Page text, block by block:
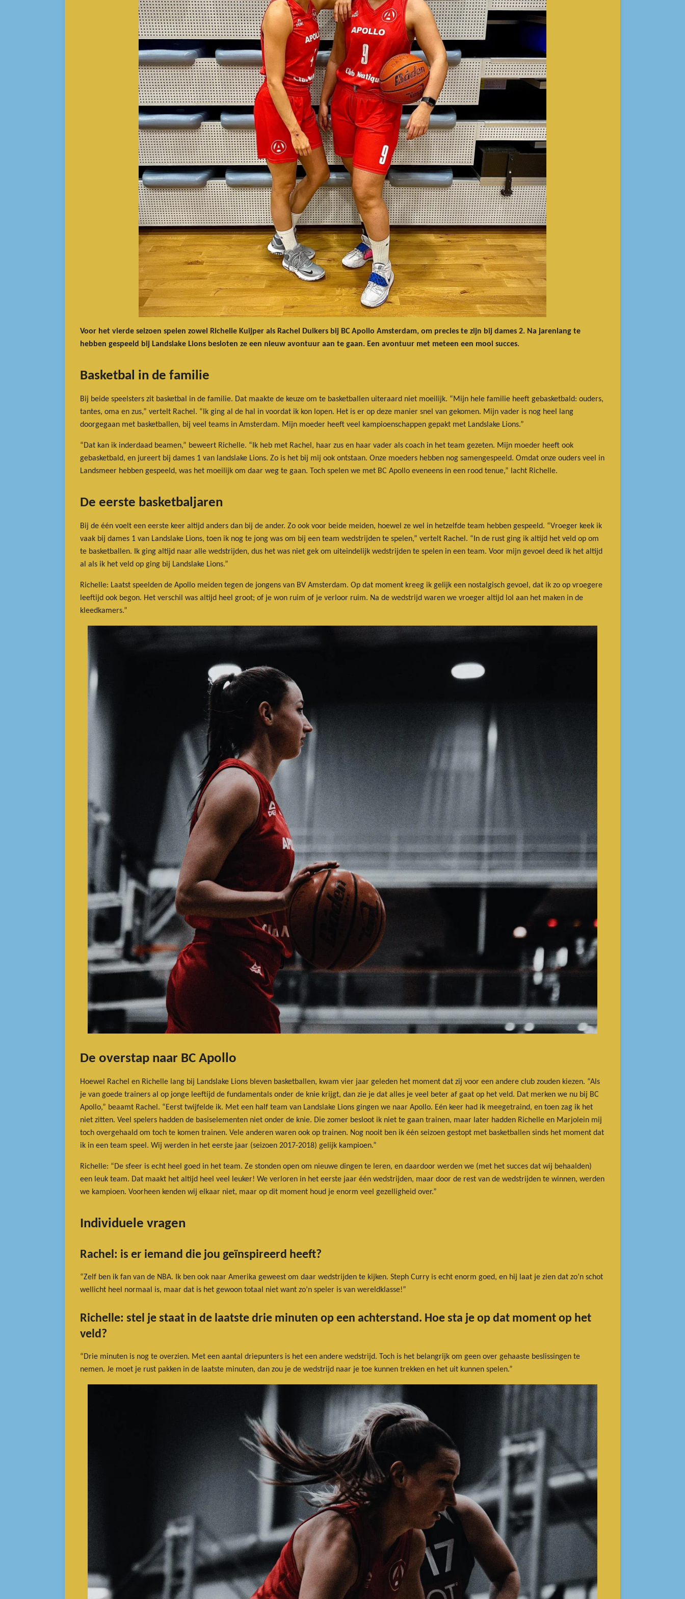
Voor het vierde seizoen spelen zowel Richelle Kuijper als Rachel Duikers bij BC Apollo Amsterdam, om precies te zijn bij dames 2. Na jarenlang te
hebben gespeeld bij Landslake Lions besloten ze een nieuw avontuur aan te gaan. Een avontuur met meteen een mooi succes.
Basketbal in de familie
Bij beide speelsters zit basketbal in de familie. Dat maakte de keuze om te basketballen uiteraard niet moeilijk. “Mijn hele familie heeft gebasketbald: ouders,
tantes, oma en zus,” vertelt Rachel. “Ik ging al de hal in voordat ik kon lopen. Het is er op deze manier snel van gekomen. Mijn vader is nog heel lang
doorgegaan met basketballen, bij veel teams in Amsterdam. Mijn moeder heeft veel kampioenschappen gepakt met Landslake Lions.”
“Dat kan ik inderdaad beamen,” beweert Richelle. “Ik heb met Rachel, haar zus en haar vader als coach in het team gezeten. Mijn moeder heeft ook
gebasketbald, en jureert bij dames 1 van landslake Lions. Zo is het bij mij ook ontstaan. Onze moeders hebben nog samengespeeld. Omdat onze ouders veel in
Landsmeer hebben gespeeld, was het moeilijk om daar weg te gaan. Toch spelen we met BC Apollo eveneens in een rood tenue,” lacht Richelle.
De eerste basketbaljaren
Bij de één voelt een eerste keer altijd anders dan bij de ander. Zo ook voor beide meiden, hoewel ze wel in hetzelfde team hebben gespeeld. “Vroeger keek ik
vaak bij dames 1 van Landslake Lions, toen ik nog te jong was om bij een team wedstrijden te spelen,” vertelt Rachel. “In de rust ging ik altijd het veld op om
te basketballen. Ik ging altijd naar alle wedstrijden, dus het was niet gek om uiteindelijk wedstrijden te spelen in een team. Voor mijn gevoel deed ik het altijd
al als ik het veld op ging bij Landslake Lions.”
Richelle: Laatst speelden de Apollo meiden tegen de jongens van BV Amsterdam. Op dat moment kreeg ik gelijk een nostalgisch gevoel, dat ik zo op vroegere
leeftijd ook begon. Het verschil was altijd heel groot; of je won ruim of je verloor ruim. Na de wedstrijd waren we vroeger altijd lol aan het maken in de
kleedkamers.”
De overstap naar BC Apollo
Hoewel Rachel en Richelle lang bij Landslake Lions bleven basketballen, kwam vier jaar geleden het moment dat zij voor een andere club zouden kiezen. “Als
je van goede trainers al op jonge leeftijd de fundamentals onder de knie krijgt, dan zie je dat alles je veel beter af gaat op het veld. Dat merken we nu bij BC
Apollo,” beaamt Rachel. “Eerst twijfelde ik. Met een half team van Landslake Lions gingen we naar Apollo. Eén keer had ik meegetraind, en toen zag ik het
niet zitten. Veel spelers hadden de basiselementen niet onder de knie. Die zomer besloot ik niet te gaan trainen, maar later hadden Richelle en Marjolein mij
toch overgehaald om toch te komen trainen. Vele anderen waren ook op trainen. Nog nooit ben ik één seizoen gestopt met basketballen sinds het moment dat
ik in een team speel. Wij werden in het eerste jaar (seizoen 2017-2018) gelijk kampioen.”
Richelle: “De sfeer is echt heel goed in het team. Ze stonden open om nieuwe dingen te leren, en daardoor werden we (met het succes dat wij behaalden)
een leuk team. Dat maakt het altijd heel veel leuker! We verloren in het eerste jaar één wedstrijden, maar door de rest van de wedstrijden te winnen, werden
we kampioen. Voorheen kenden wij elkaar niet, maar op dit moment houd je enorm veel gezelligheid over.”
Individuele vragen
Rachel: is er iemand die jou geïnspireerd heeft?
“Zelf ben ik fan van de NBA. Ik ben ook naar Amerika geweest om daar wedstrijden te kijken. Steph Curry is echt enorm goed, en hij laat je zien dat zo’n schot
wellicht heel normaal is, maar dat is het gewoon totaal niet want zo’n speler is van wereldklasse!”
Richelle: stel je staat in de laatste drie minuten op een achterstand. Hoe sta je op dat moment op het
veld?
“Drie minuten is nog te overzien. Met een aantal driepunters is het een andere wedstrijd. Toch is het belangrijk om geen over gehaaste beslissingen te
nemen. Je moet je rust pakken in de laatste minuten, dan zou je de wedstrijd naar je toe kunnen trekken en het uit kunnen spelen.”